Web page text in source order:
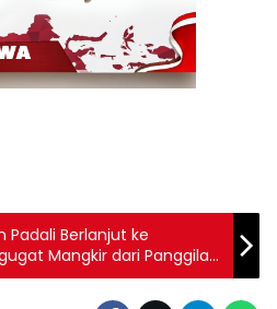
Padali Berlanjut ke
Mangkir dari Panggilan